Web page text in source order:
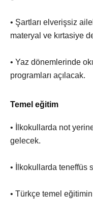
• Şartları elverişsiz
materyal ve kırtasiye
• Yaz dönemlerinde
programları açılacak.
Temel eğitim
• İlkokullarda not
gelecek.
• İlkokullarda teneffüs
• Türkçe temel